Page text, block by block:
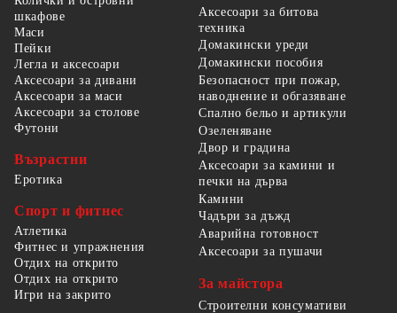
шкафове
Маси
Пейки
Легла и аксесоари
Аксесоари за дивани
Аксесоари за маси
Аксесоари за столове
Футони
Възрастни
Еротика
Спорт и фитнес
Атлетика
Фитнес и упражнения
Отдих на открито
Отдих на открито
Игри на закрито
Аксесоари за битова
техника
Домакински уреди
Домакински пособия
Безопасност при пожар,
наводнение и обгазяване
Спално бельо и артикули
Озеленяване
Двор и градина
Аксесоари за камини и
печки на дърва
Камини
Чадъри за дъжд
Аварийна готовност
Аксесоари за пушачи
За майстора
Строителни консумативи